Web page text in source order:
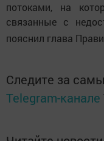
потоками, на
связанные с
пояснил глава
Следите за
Telegram-канале